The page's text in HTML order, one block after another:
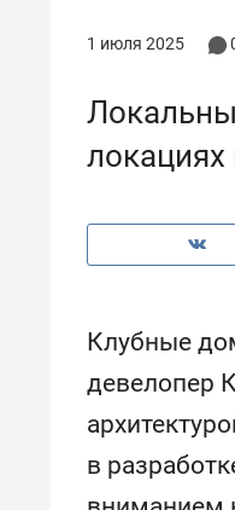
1 июля 2025
Клубные
девелопер
в
Как ГК
создают
комфорта